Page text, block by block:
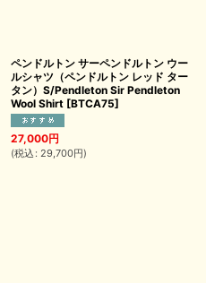
ペンドルトン サーペンドルトン ウー
ルシャツ（ペンドルトン レッド ター
タン）S/Pendleton Sir Pendleton
Wool Shirt [BTCA75]
27,000円
(税込 : 29,700円)